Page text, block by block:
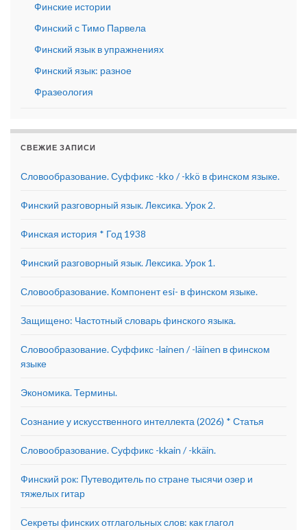
Финские истории
Финский с Тимо Парвела
Финский язык в упражнениях
Финский язык: разное
Фразеология
СВЕЖИЕ ЗАПИСИ
Словообразование. Суффикс -kko / -kkö в финском языке.
Финский разговорный язык. Лексика. Урок 2.
Финская история * Год 1938
Финский разговорный язык. Лексика. Урок 1.
Словообразование. Компонент esi- в финском языке.
Защищено: Частотный словарь финского языка.
Словообразование. Суффикс -lainen / -läinen в финском
языке
Экономика. Термины.
Сознание у искусственного интеллекта (2026) * Статья
Словообразование. Суффикс -kkain / -kkäin.
Финский рок: Путеводитель по стране тысячи озер и
тяжелых гитар
Секреты финских отглагольных слов: как глагол